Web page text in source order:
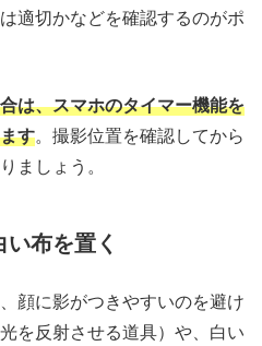
適切かなどを確認するのがポ
は、スマホのタイマー機能を
す。撮影位置を確認してから
ましょう。
布を置く
顔に影がつきやすいのを避け
を反射させる道具）や、白い